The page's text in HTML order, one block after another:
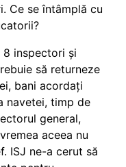
Ce se întâmplă cu
8 inspectori și
să returneze
bani acordați
navetei, timp de
general,
aceea nu
ISJ ne-a cerut să